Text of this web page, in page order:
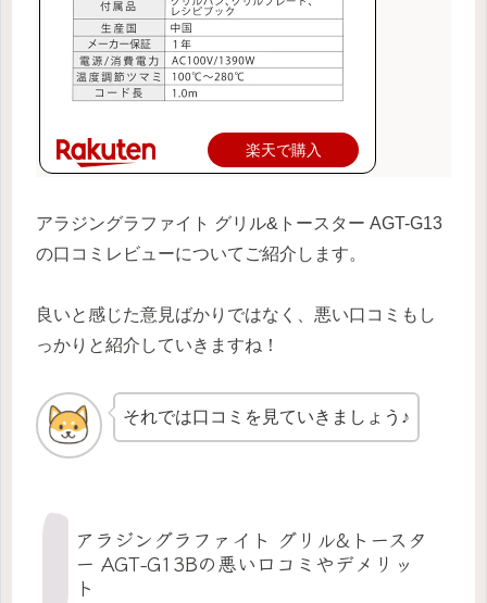
楽天で購入
アラジングラファイト グリル&トースター AGT-G13
の口コミレビューについてご紹介します。
良いと感じた意見ばかりではなく、悪い口コミもし
っかりと紹介していきますね！
それでは口コミを見ていきましょう♪
アラジングラファイト グリル&トースタ
ー AGT-G13Bの悪い口コミやデメリッ
ト